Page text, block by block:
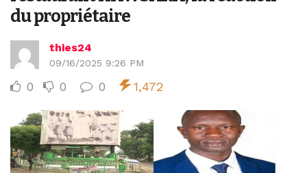
du propriétaire
thies24
09/16/2025 9:26 PM
0 0 0 1,472